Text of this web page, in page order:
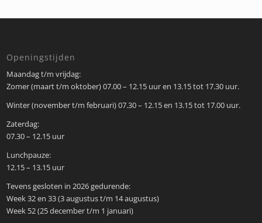
Openingstijden
Maandag t/m vrijdag:
Zomer (maart t/m oktober) 07.00 – 12.15 uur en 13.15 tot 17.30 uur.
Winter (november t/m februari) 07.30 – 12.15 en 13.15 tot 17.00 uur.
Zaterdag:
07.30 – 12.15 uur
Lunchpauze:
12.15 – 13.15 uur
Tevens gesloten in 2026 gedurende:
Week 32 en 33 (3 augustus t/m 14 augustus)
Week 52 (25 december t/m 1 januari)